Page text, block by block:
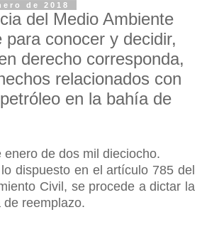
de 2018
del Medio Ambiente
para conocer y decidir,
derecho corresponda,
relacionados con
en la bahía de
enero de dos mil dieciocho.
dispuesto en el artículo 785 del
Civil, se procede a dictar la
reemplazo.